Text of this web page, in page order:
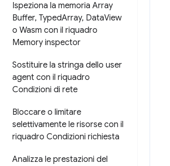
Ispeziona la memoria Array
Buffer, TypedArray, DataView
o Wasm con il riquadro
Memory inspector
Sostituire la stringa dello user
agent con il riquadro
Condizioni di rete
Bloccare o limitare
selettivamente le risorse con il
riquadro Condizioni richiesta
Analizza le prestazioni del